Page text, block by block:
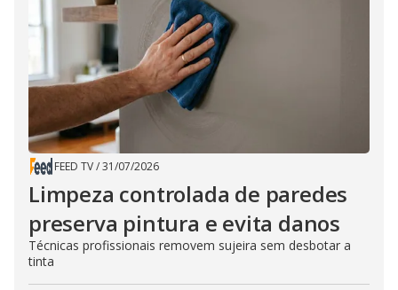
FEED TV/31/07/2026
Limpeza controlada de paredes
preserva pintura e evita danos
Técnicas profissionais removem sujeira sem desbotar a
tinta